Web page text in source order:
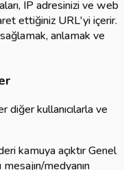
IP adresinizi ve web
ettiğiniz URL'yi içerir.
anlamak ve
diğer kullanıcılarla ve
kamuya açıktır Genel
medyanın